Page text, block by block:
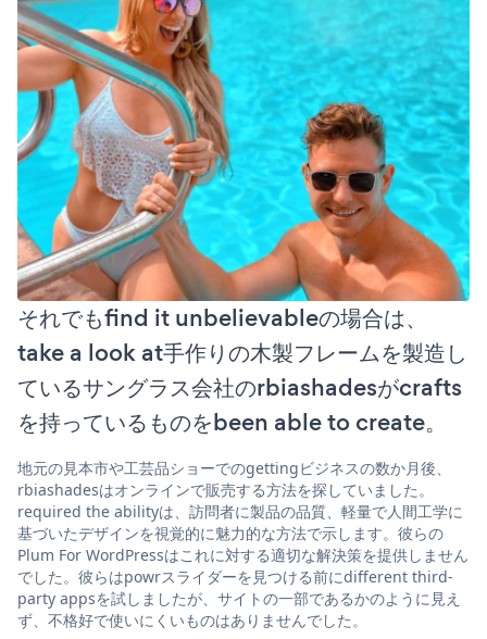
それでもfind it unbelievableの場合は、
take a look at手作りの木製フレームを製造し
ているサングラス会社のrbiashadesがcrafts
を持っているものをbeen able to create。
地元の見本市や工芸品ショーでのgettingビジネスの数か月後、
rbiashadesはオンラインで販売する方法を探していました。
required the abilityは、訪問者に製品の品質、軽量で人間工学に
基づいたデザインを視覚的に魅力的な方法で示します。彼らの
Plum For WordPressはこれに対する適切な解決策を提供しません
でした。彼らはpowrスライダーを見つける前にdifferent third-
party appsを試しましたが、サイトの一部であるかのように見え
ず、不格好で使いにくいものはありませんでした。